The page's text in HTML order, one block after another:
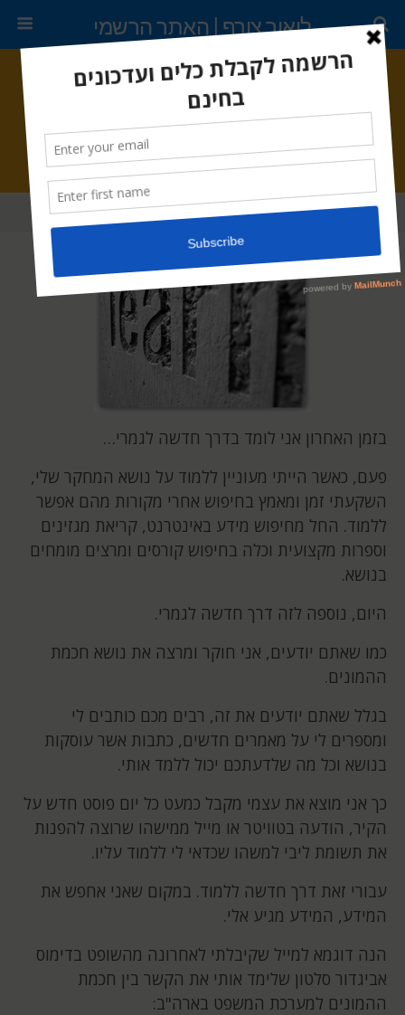
ליאור צורף | האתר הרשמי
ינואר 23, 2012 • אין תגובות
למידה באמצעות חכמת ההמונים
שתף ציוץ נעץ דוא"ל
בזמן האחרון אני לומד בדרך חדשה לגמרי…
פעם, כאשר הייתי מעוניין ללמוד על נושא המחקר שלי,
השקעתי זמן ומאמץ בחיפוש אחרי מקורות מהם אפשר
ללמוד. החל מחיפוש מידע באינטרנט, קריאת מגזינים
וספרות מקצועית וכלה בחיפוש קורסים ומרצים מומחים
בנושא.
היום, נוספה לזה דרך חדשה לגמרי.
כמו שאתם יודעים, אני חוקר ומרצה את נושא חכמת
ההמונים.
בגלל שאתם יודעים את זה, רבים מכם כותבים לי
ומספרים לי על מאמרים חדשים, כתבות אשר עוסקות
בנושא וכל מה שלדעתכם יכול ללמד אותי.
כך אני מוצא את עצמי מקבל כמעט כל יום פוסט חדש על
הקיר, הודעה בטוויטר או מייל ממישהו שרוצה להפנות
את תשומת ליבי למשהו שכדאי לי ללמוד עליו.
עבורי זאת דרך חדשה ללמוד. במקום שאני אחפש את
המידע, המידע מגיע אלי.
הנה דוגמא למייל שקיבלתי לאחרונה מהשופט בדימוס
אביגדור סלטון שלימד אותי את הקשר בין חכמת
ההמונים למערכת המשפט בארה"ב: